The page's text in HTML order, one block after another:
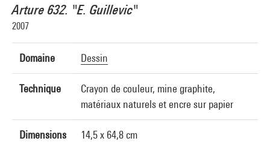
Arture 632. "E. Guillevic"
2007
Domaine Dessin
Technique
Crayon de couleur, mine graphite,
matériaux naturels et encre sur papier
Dimensions 14,5 x 64,8 cm
Diffusion image :GrandPalaisRmnPhoto